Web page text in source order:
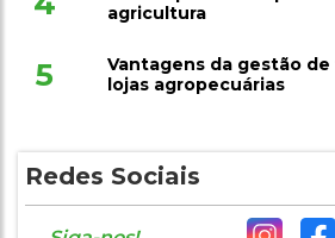
Cinco aplicativos que
Vantagens da gestão de
Redes Sociais